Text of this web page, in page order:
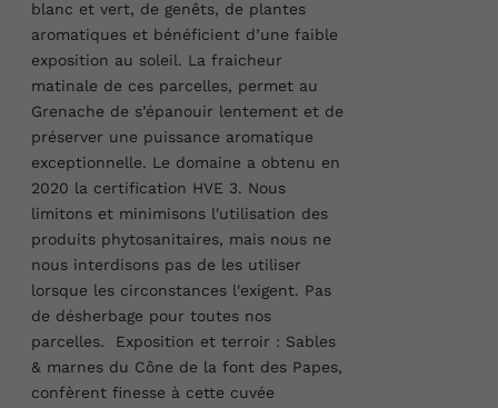
blanc et vert, de genêts, de plantes
aromatiques et bénéficient d’une faible
exposition au soleil. La fraicheur
matinale de ces parcelles, permet au
Grenache de s’épanouir lentement et de
préserver une puissance aromatique
exceptionnelle. Le domaine a obtenu en
2020 la certification HVE 3. Nous
limitons et minimisons l'utilisation des
produits phytosanitaires, mais nous ne
nous interdisons pas de les utiliser
lorsque les circonstances l'exigent. Pas
de désherbage pour toutes nos
parcelles.
Exposition et terroir : Sables
& marnes du Cône de la font des Papes,
confèrent finesse à cette cuvée